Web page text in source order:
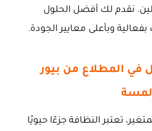
نقدم لك أفضل الحلول
وبأعلى معايير الجودة.
في المطلاع من بيور
لمسة
تعتبر النظافة جزءًا حيويًا